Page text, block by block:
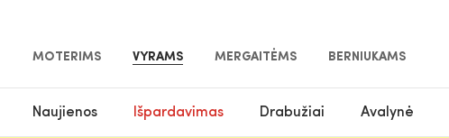
MOTERIMS VYRAMS MERGAITĖMS BERNIUKAMS
Naujienos Išpardavimas Drabužiai Avalynė